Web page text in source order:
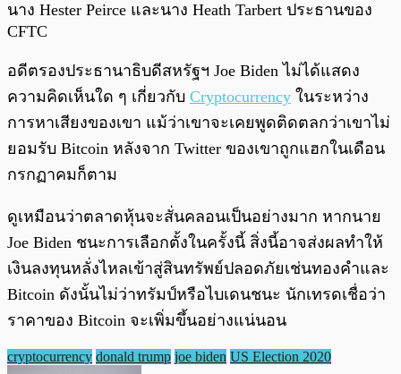
นาง Hester Peirce และนาง Heath Tarbert ประธานของ
CFTC
อดีตรองประธานาธิบดีสหรัฐฯ Joe Biden ไม่ได้แสดง
ความคิดเห็นใด ๆ เกี่ยวกับ Cryptocurrency ในระหว่าง
การหาเสียงของเขา แม้ว่าเขาจะเคยพูดติดตลกว่าเขาไม่
ยอมรับ Bitcoin หลังจาก Twitter ของเขาถูกแฮกในเดือน
กรกฏาคมก็ตาม
ดูเหมือนว่าตลาดหุ้นจะสั่นคลอนเป็นอย่างมาก หากนาย
Joe Biden ชนะการเลือกตั้งในครั้งนี้ สิ่งนี้อาจส่งผลทำให้
เงินลงทุนหลั่งไหลเข้าสู่สินทรัพย์ปลอดภัยเช่นทองคำและ
Bitcoin ดังนั้นไม่ว่าทรัมป์หรือไบเดนชนะ นักเทรดเชื่อว่า
ราคาของ Bitcoin จะเพิ่มขึ้นอย่างแน่นอน
cryptocurrency donald trump joe biden US Election 2020